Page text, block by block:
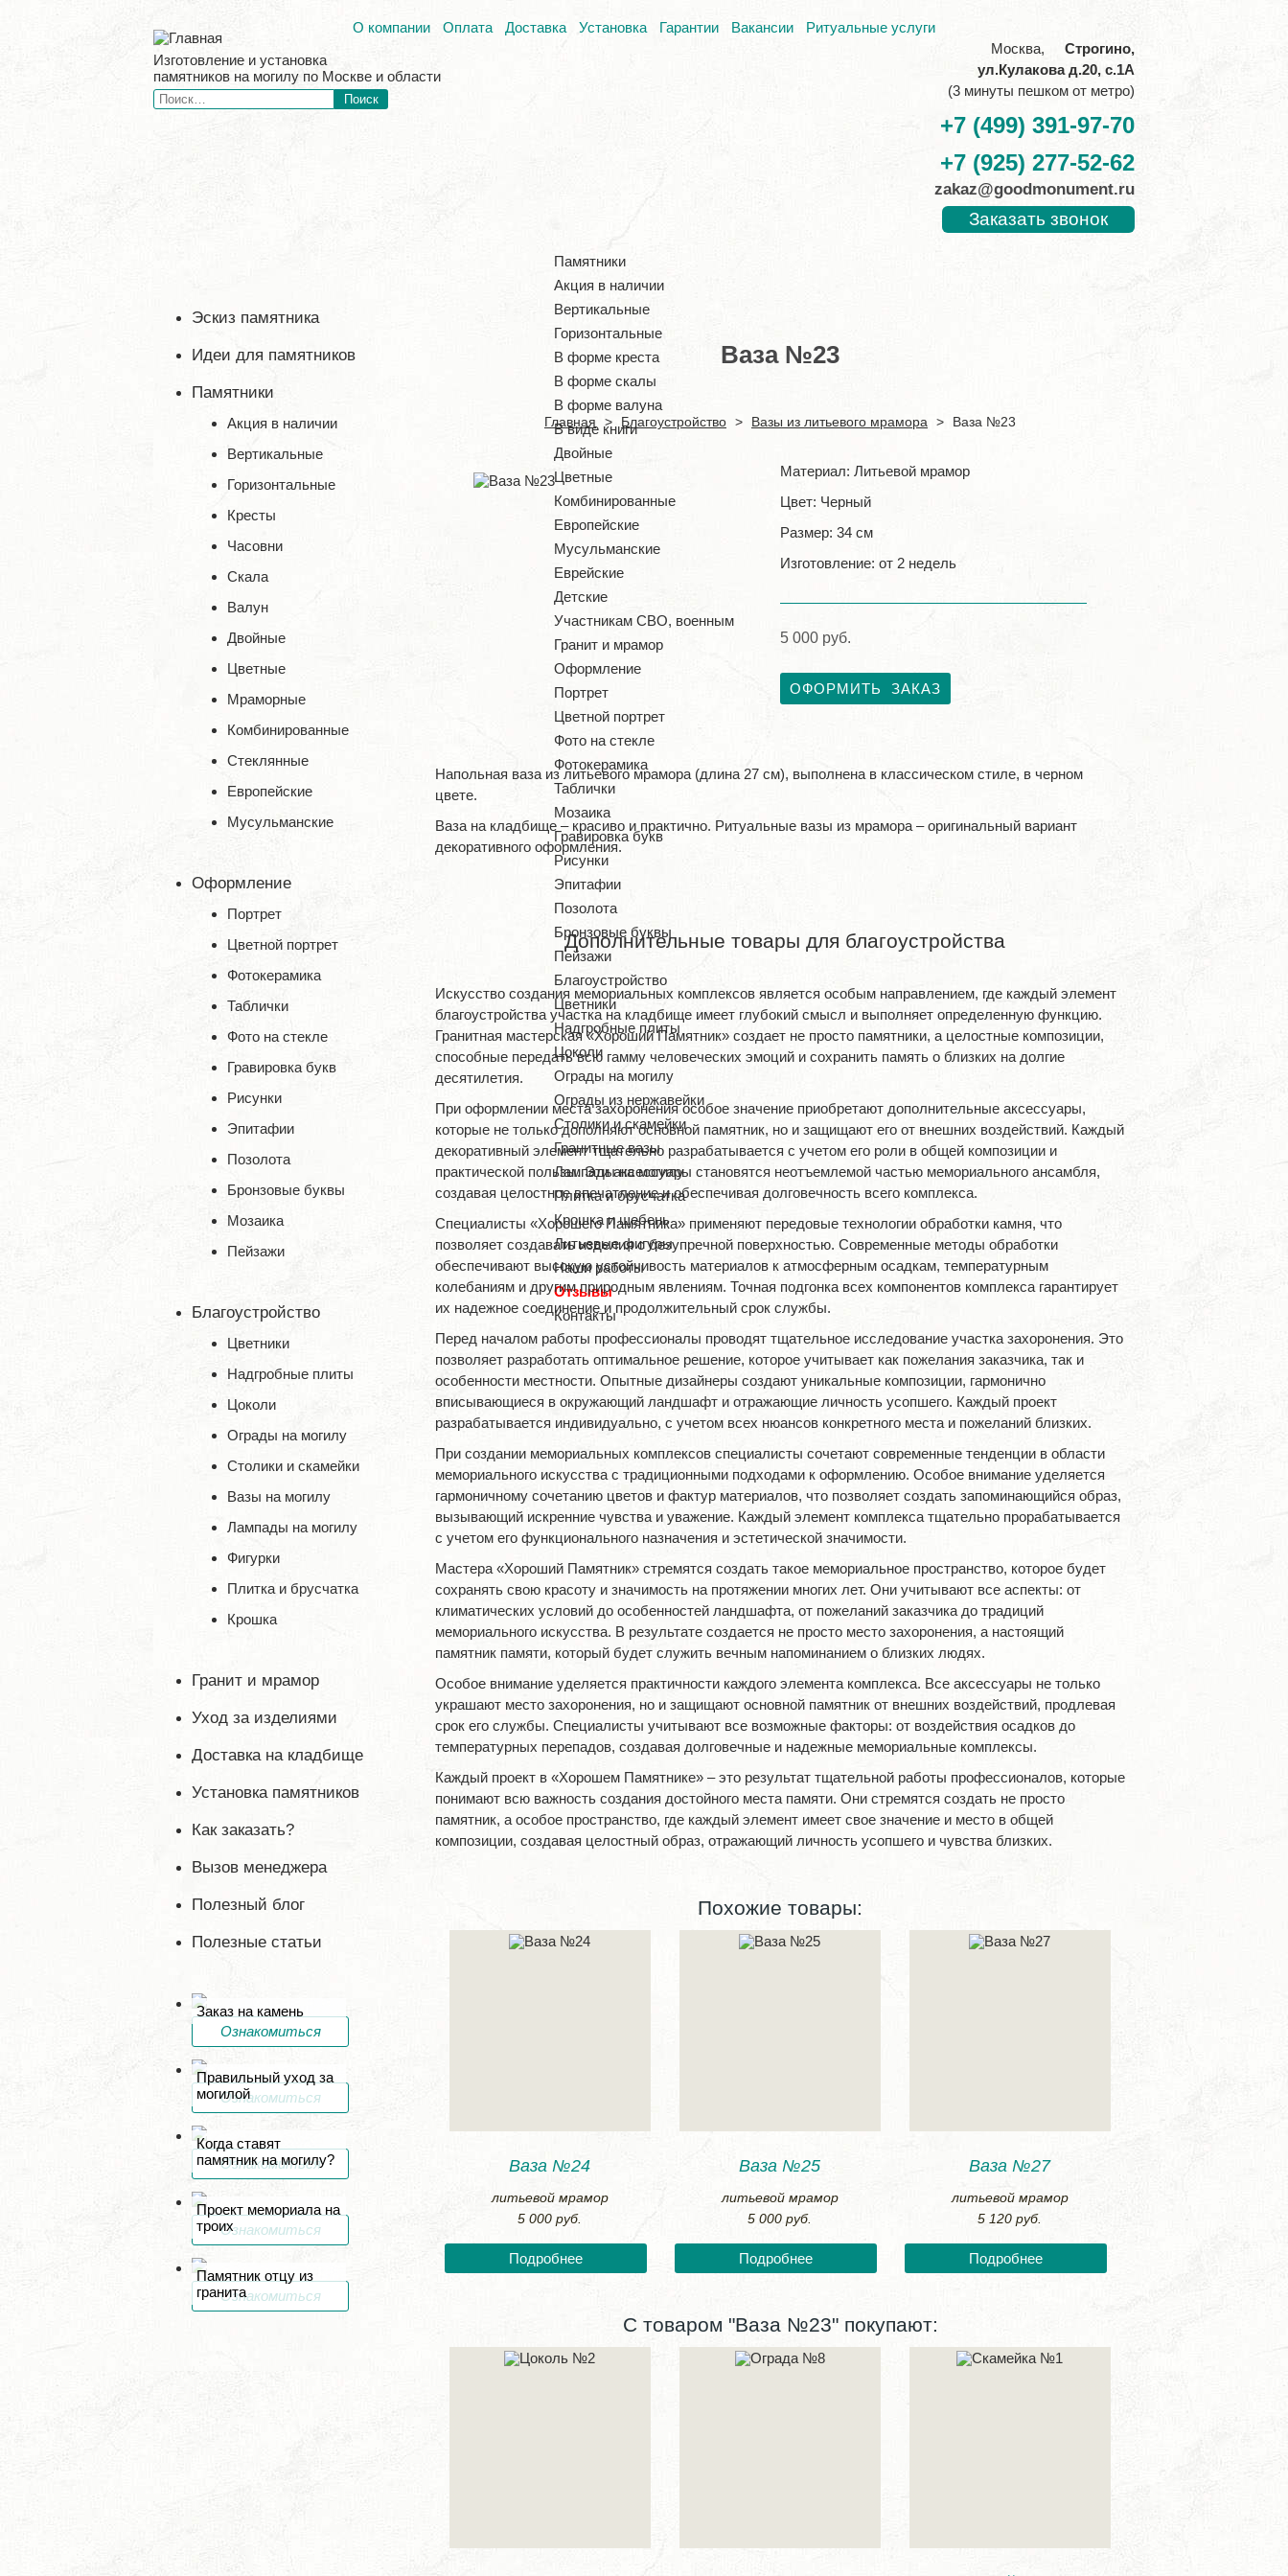
О компании Оплата Доставка Установка Гарантии Вакансии
Ритуальные услуги
Изготовление и установка
памятников на могилу по Москве и области
Заказать звонок
Москва,
Строгино,
ул.Кулакова д.20, с.1А
(3 минуты пешком от метро)
+7 (499) 391-97-70
+7 (925) 277-52-62
zakaz@goodmonument.ru
Памятники
Акция в наличии
Вертикальные
Горизонтальные
В форме креста
В форме скалы
В форме валуна
В виде книги
Двойные
Цветные
Комбинированные
Европейские
Мусульманские
Еврейские
Детские
Участникам СВО, военным
Гранит и мрамор
Оформление
Портрет
Цветной портрет
Фото на стекле
Фотокерамика
Таблички
Мозаика
Гравировка букв
Рисунки
Эпитафии
Позолота
Бронзовые буквы
Пейзажи
Благоустройство
Цветники
Надгробные плиты
Цоколи
Ограды на могилу
Ограды из нержавейки
Столики и скамейки
Гранитные вазы
Лампады на могилу
Плитка и брусчатка
Крошка и щебень
Литьевые фигуры
Наши работы
Отзывы
Контакты
Эскиз памятника
Идеи для памятников
Памятники
Акция в наличии
Вертикальные
Горизонтальные
Кресты
Часовни
Скала
Валун
Двойные
Цветные
Мраморные
Комбинированные
Стеклянные
Европейские
Мусульманские
Оформление
Портрет
Цветной портрет
Фотокерамика
Таблички
Фото на стекле
Гравировка букв
Рисунки
Эпитафии
Позолота
Бронзовые буквы
Мозаика
Пейзажи
Благоустройство
Цветники
Надгробные плиты
Цоколи
Ограды на могилу
Столики и скамейки
Вазы на могилу
Лампады на могилу
Фигурки
Плитка и брусчатка
Крошка
Гранит и мрамор
Уход за изделиями
Доставка на кладбище
Установка памятников
Как заказать?
Вызов менеджера
Полезный блог
Полезные статьи
Заказ на камень
Ознакомиться
Правильный уход за
могилой
Ознакомиться
Когда ставят
памятник на могилу?
Ознакомиться
Проект мемориала на
троихОзнакомиться
Памятник отцу из
гранитаОзнакомиться
Ваза №23
Главная > Благоустройство > Вазы из литьевого мрамора > Ваза №23
Материал: Литьевой мрамор
Цвет: Черный
Размер: 34 см
Изготовление: от 2 недель
5 000 руб.
ОФОРМИТЬ ЗАКАЗ
Напольная ваза из литьевого мрамора (длина 27 см), выполнена в классическом стиле, в черном
цвете.
Ваза на кладбище – красиво и практично. Ритуальные вазы из мрамора – оригинальный вариант
декоративного оформления.
Дополнительные товары для благоустройства
Искусство создания мемориальных комплексов является особым направлением, где каждый элемент
благоустройства участка на кладбище имеет глубокий смысл и выполняет определенную функцию.
Гранитная мастерская «Хороший Памятник» создает не просто памятники, а целостные композиции,
способные передать всю гамму человеческих эмоций и сохранить память о близких на долгие
десятилетия.
При оформлении места захоронения особое значение приобретают дополнительные аксессуары,
которые не только дополняют основной памятник, но и защищают его от внешних воздействий. Каждый
декоративный элемент тщательно разрабатывается с учетом его роли в общей композиции и
практической пользы. Эти аксессуары становятся неотъемлемой частью мемориального ансамбля,
создавая целостное впечатление и обеспечивая долговечность всего комплекса.
Специалисты «Хорошего Памятника» применяют передовые технологии обработки камня, что
позволяет создавать изделия с безупречной поверхностью. Современные методы обработки
обеспечивают высокую устойчивость материалов к атмосферным осадкам, температурным
колебаниям и другим природным явлениям. Точная подгонка всех компонентов комплекса гарантирует
их надежное соединение и продолжительный срок службы.
Перед началом работы профессионалы проводят тщательное исследование участка захоронения. Это
позволяет разработать оптимальное решение, которое учитывает как пожелания заказчика, так и
особенности местности. Опытные дизайнеры создают уникальные композиции, гармонично
вписывающиеся в окружающий ландшафт и отражающие личность усопшего. Каждый проект
разрабатывается индивидуально, с учетом всех нюансов конкретного места и пожеланий близких.
При создании мемориальных комплексов специалисты сочетают современные тенденции в области
мемориального искусства с традиционными подходами к оформлению. Особое внимание уделяется
гармоничному сочетанию цветов и фактур материалов, что позволяет создать запоминающийся образ,
вызывающий искренние чувства и уважение. Каждый элемент комплекса тщательно прорабатывается
с учетом его функционального назначения и эстетической значимости.
Мастера «Хороший Памятник» стремятся создать такое мемориальное пространство, которое будет
сохранять свою красоту и значимость на протяжении многих лет. Они учитывают все аспекты: от
климатических условий до особенностей ландшафта, от пожеланий заказчика до традиций
мемориального искусства. В результате создается не просто место захоронения, а настоящий
памятник памяти, который будет служить вечным напоминанием о близких людях.
Особое внимание уделяется практичности каждого элемента комплекса. Все аксессуары не только
украшают место захоронения, но и защищают основной памятник от внешних воздействий, продлевая
срок его службы. Специалисты учитывают все возможные факторы: от воздействия осадков до
температурных перепадов, создавая долговечные и надежные мемориальные комплексы.
Каждый проект в «Хорошем Памятнике» – это результат тщательной работы профессионалов, которые
понимают всю важность создания достойного места памяти. Они стремятся создать не просто
памятник, а особое пространство, где каждый элемент имеет свое значение и место в общей
композиции, создавая целостный образ, отражающий личность усопшего и чувства близких.
Похожие товары:
Ваза №24
литьевой мрамор
5 000 руб.
Подробнее
Ваза №25
литьевой мрамор
5 000 руб.
Подробнее
Ваза №27
литьевой мрамор
5 120 руб.
Подробнее
С товаром "Ваза №23" покупают: